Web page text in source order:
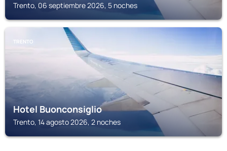
Trento, 06 septiembre 2026, 5 noches
TRENTO
Hotel Buonconsiglio
Trento, 14 agosto 2026, 2 noches